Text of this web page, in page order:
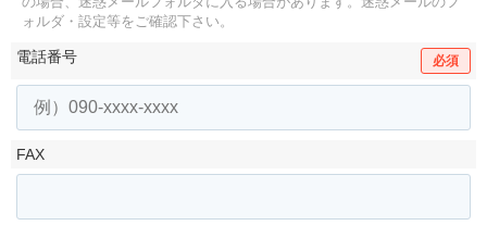
ォルダ・設定等をご確認下さい。
電話番号 必須
FAX